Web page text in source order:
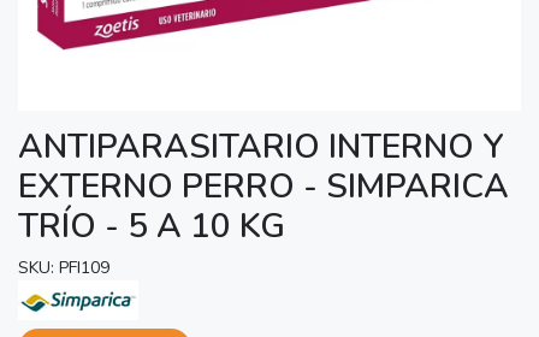
ANTIPARASITARIO INTERNO Y
EXTERNO PERRO - SIMPARICA
TRÍO - 5 A 10 KG
SKU: PFI109